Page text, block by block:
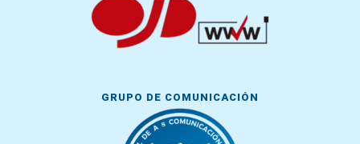
GRUPO DE COMUNICACIÓN